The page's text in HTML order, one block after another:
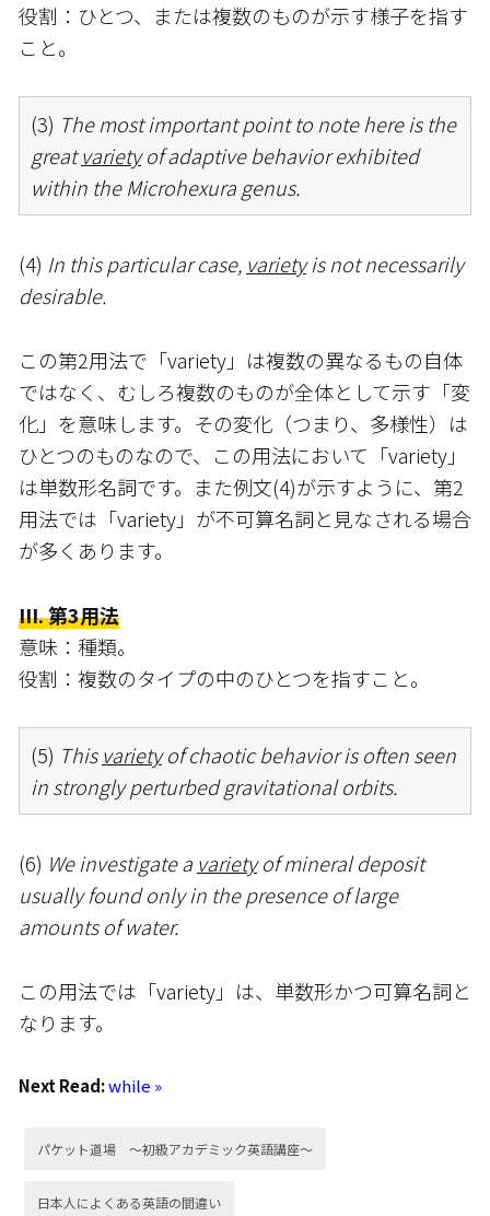
役割：ひとつ、または複数のものが示す様子を指す
こと。
(3) The most important point to note here is the
greatvarietyof adaptive behavior exhibited
within the Microhexura genus.
(4) In this particular case, varietyis not necessarily
desirable.
この第2用法で「variety」は複数の異なるもの自体
ではなく、むしろ複数のものが全体として示す「変
化」を意味します。その変化（つまり、多様性）は
ひとつのものなので、この用法において「variety」
は単数形名詞です。また例文(4)が示すように、第2
用法では「variety」が不可算名詞と見なされる場合
が多くあります。
III. 第3用法
意味：種類。
役割：複数のタイプの中のひとつを指すこと。
(5) Thisvarietyof chaotic behavior is often seen
in strongly perturbed gravitational orbits.
(6) We investigate a varietyof mineral deposit
usually found only in the presence of large
amounts of water.
この用法では「variety」は、単数形かつ可算名詞と
なります。
Next Read:while »
パケット道場 ～初級アカデミック英語講座～
日本人によくある英語の間違い